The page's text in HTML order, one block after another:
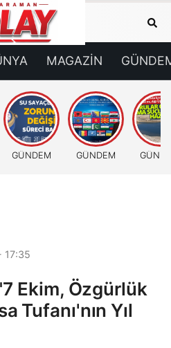
MAGAZİN
GÜNDEM GÜNDEM
17:35
Ekim, Özgürlük
Tufanı'nın Yıl